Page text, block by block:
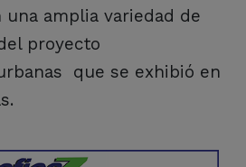
una amplia variedad de
proyecto
que se exhibió en